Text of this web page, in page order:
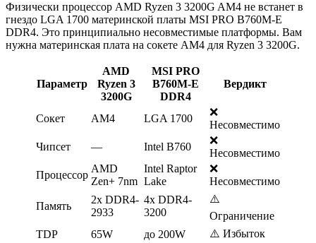
Физически процессор AMD Ryzen 3 3200G AM4 не встанет в
гнездо LGA 1700 материнской платы MSI PRO B760M-E
DDR4. Это принципиально несовместимые платформы. Вам
нужна материнская плата на сокете AM4 для Ryzen 3 3200G.
Параметр
AMD
Ryzen 3
3200G
MSI PRO
B760M-E
DDR4
Вердикт
Сокет AM4 LGA 1700
❌
Несовместимо
Чипсет
— Intel B760
❌
Несовместимо
Процессор
AMD
Zen+ 7nm
Intel Raptor
Lake
❌
Несовместимо
Память
2x DDR4-
2933
4x DDR4-
3200
⚠️
Ограничение
TDP
65W до 200W ⚠️ Избыток